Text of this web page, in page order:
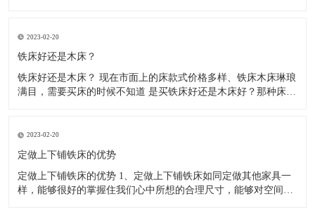
料全部采用加厚材料，可承重500kg，稳固不摇晃，高温高烤漆
2023-02-20
铁床好还是木床？
铁床好还是木床？ 现在市面上的床款式价格多样、铁床木床琳琅
满目，需要买床的时候不知道 是买铁床好还是木床好？那种床结
怕水，现在的木床基本都是锯末板含甲醛对人体是有害的，遇到
返潮
2023-02-20
定做上下铺铁床的优势
定做上下铺铁床的优势 1、定做上下铺铁床如同定做其他家具一
样，能够很好的掌握住我们心中所想的合理尺寸，能够对空间的